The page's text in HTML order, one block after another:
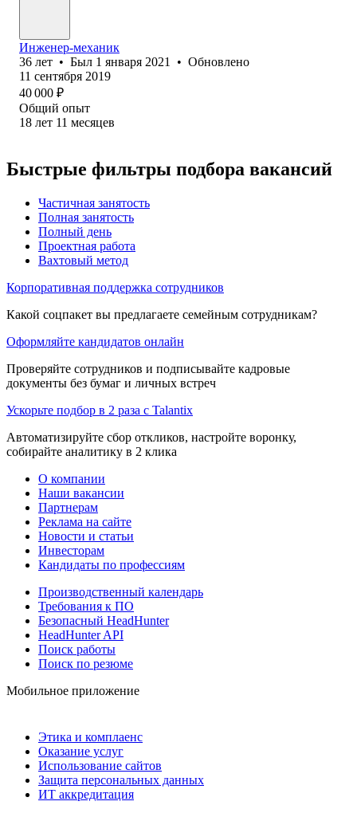
Инженер-механик
36 лет • Был 1 января 2021 • Обновлено
11 сентября 2019
40 000 ₽
Общий опыт
18 лет 11 месяцев
Быстрые фильтры подбора вакансий
Частичная занятость
Полная занятость
Полный день
Проектная работа
Вахтовый метод
Корпоративная поддержка сотрудников
Какой соцпакет вы предлагаете семейным сотрудникам?
Оформляйте кандидатов онлайн
Проверяйте сотрудников и подписывайте кадровые
документы без бумаг и личных встреч
Ускорьте подбор в 2 раза с Talantix
Автоматизируйте сбор откликов, настройте воронку,
собирайте аналитику в 2 клика
О компании
Наши вакансии
Партнерам
Реклама на сайте
Новости и статьи
Инвесторам
Кандидаты по профессиям
Производственный календарь
Требования к ПО
Безопасный HeadHunter
HeadHunter API
Поиск работы
Поиск по резюме
Мобильное приложение
Этика и комплаенс
Оказание услуг
Использование сайтов
Защита персональных данных
ИТ аккредитация